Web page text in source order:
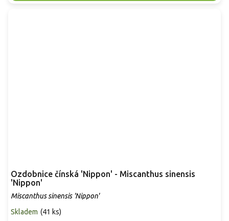
Ozdobnice čínská 'Nippon' - Miscanthus sinensis
'Nippon'
Miscanthus sinensis 'Nippon'
Skladem (41 ks)